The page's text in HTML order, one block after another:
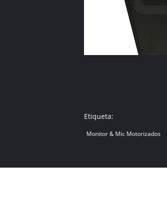
Etiqueta:
Monitor & Mic Motorizados